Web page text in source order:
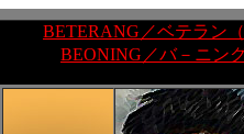
BETERANG／ベテラン
BEONING／バ－ニン